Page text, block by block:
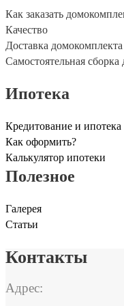
Как заказать
Качество
Доставка домокомплекта
Самостоятельная сборка
Ипотека
Кредитование и ипотека
Как оформить?
Калькулятор ипотеки
Полезное
Галерея
Статьи
Контакты
Адрес: